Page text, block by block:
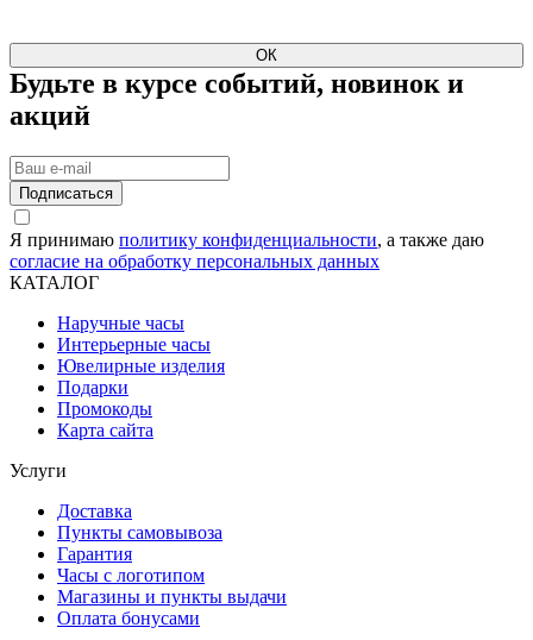
ОК
Будьте в курсе событий, новинок и
акций
Подписаться
Я принимаю политику конфиденциальности, а также даю
согласие на обработку персональных данных
КАТАЛОГ
Наручные часы
Интерьерные часы
Ювелирные изделия
Подарки
Промокоды
Карта сайта
Услуги
Доставка
Пункты самовывоза
Гарантия
Часы с логотипом
Магазины и пункты выдачи
Оплата бонусами